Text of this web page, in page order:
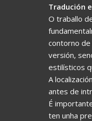
Tradución
O traballo
contorno de
versión,
estilísticos
A
antes de
É
ten unha